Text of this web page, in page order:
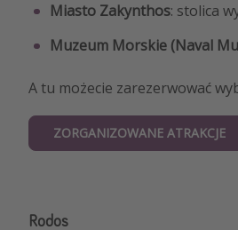
Miasto Zakynthos: stolica
Muzeum Morskie (Naval
A tu możecie zarezerwować
ZORGANIZOWANE ATRAKCJE
Rodos